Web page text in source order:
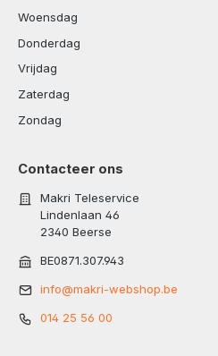
Woensdag
Donderdag
Vrijdag
Zaterdag
Zondag
Contacteer ons
Makri Teleservice
Lindenlaan 46
2340 Beerse
BE0871.307.943
info@makri-webshop.be
014 25 56 00